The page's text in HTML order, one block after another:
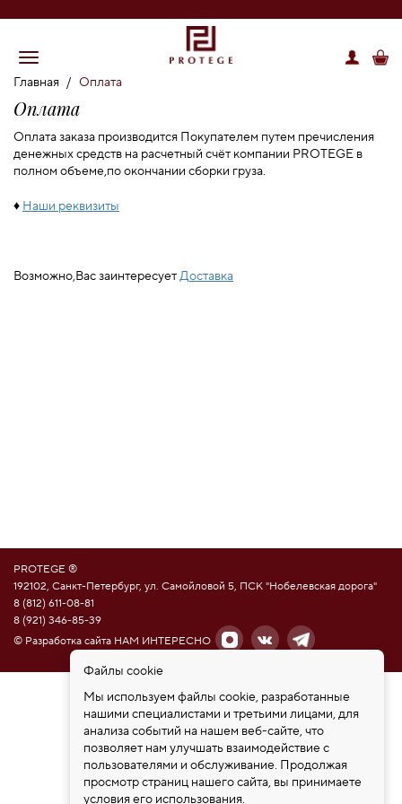
Главная / Оплата
Оплата
Оплата заказа производится Покупателем путем пречисления
денежных средств на расчетный счёт компании PROTEGE в
полном объеме,по окончании сборки груза.
♦ Наши реквизиты
Возможно,Вас заинтересуетДоставка
PROTEGE ®
192102, Санкт-Петербург, ул. Самойловой 5, ПСК "Нобелевская дорога"
8 (812) 611-08-81
8 (921) 346-85-39
© Разработка сайта НАМ ИНТЕРЕСНО
Файлы cookie
Мы используем файлы cookie, разработанные
нашими специалистами и третьими лицами, для
анализа событий на нашем веб-сайте, что
позволяет нам улучшать взаимодействие с
пользователями и обслуживание. Продолжая
просмотр страниц нашего сайта, вы принимаете
условия его использования.